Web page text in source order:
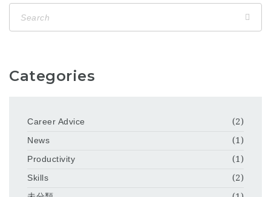
Categories
Career Advice
(2)
News
(1)
Productivity
(1)
Skills
(2)